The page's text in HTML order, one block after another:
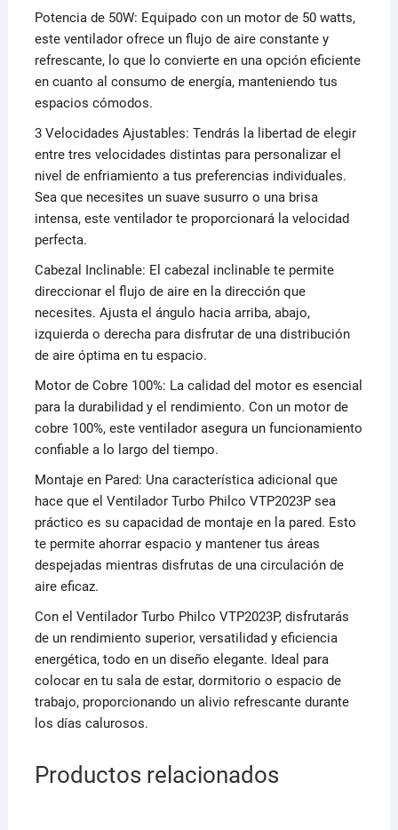
Potencia de 50W: Equipado con un motor de 50 watts,
este ventilador ofrece un flujo de aire constante y
refrescante, lo que lo convierte en una opción eficiente
en cuanto al consumo de energía, manteniendo tus
espacios cómodos.
3 Velocidades Ajustables: Tendrás la libertad de elegir
entre tres velocidades distintas para personalizar el
nivel de enfriamiento a tus preferencias individuales.
Sea que necesites un suave susurro o una brisa
intensa, este ventilador te proporcionará la velocidad
perfecta.
Cabezal Inclinable: El cabezal inclinable te permite
direccionar el flujo de aire en la dirección que
necesites. Ajusta el ángulo hacia arriba, abajo,
izquierda o derecha para disfrutar de una distribución
de aire óptima en tu espacio.
Motor de Cobre 100%: La calidad del motor es esencial
para la durabilidad y el rendimiento. Con un motor de
cobre 100%, este ventilador asegura un funcionamiento
confiable a lo largo del tiempo.
Montaje en Pared: Una característica adicional que
hace que el Ventilador Turbo Philco VTP2023P sea
práctico es su capacidad de montaje en la pared. Esto
te permite ahorrar espacio y mantener tus áreas
despejadas mientras disfrutas de una circulación de
aire eficaz.
Con el Ventilador Turbo Philco VTP2023P, disfrutarás
de un rendimiento superior, versatilidad y eficiencia
energética, todo en un diseño elegante. Ideal para
colocar en tu sala de estar, dormitorio o espacio de
trabajo, proporcionando un alivio refrescante durante
los días calurosos.
Productos relacionados